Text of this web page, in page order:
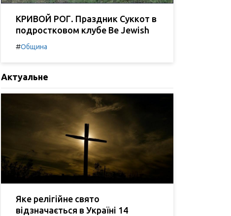
КРИВОЙ РОГ. Праздник Суккот в
подростковом клубе Be Jewish
#Община
Актуальне
Яке релігійне свято
відзначається в Україні 14